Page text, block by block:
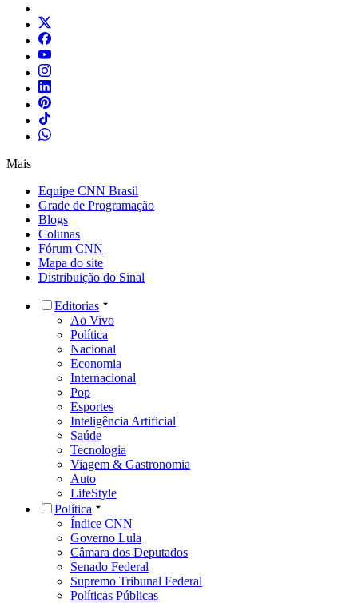
Mais
Equipe CNN Brasil
Grade de Programação
Blogs
Colunas
Fórum CNN
Mapa do site
Distribuição do Sinal
Editorias
Ao Vivo
Política
Nacional
Economia
Internacional
Pop
Esportes
Inteligência Artificial
Saúde
Tecnologia
Viagem & Gastronomia
Auto
LifeStyle
Política
Índice CNN
Governo Lula
Câmara dos Deputados
Senado Federal
Supremo Tribunal Federal
Políticas Públicas